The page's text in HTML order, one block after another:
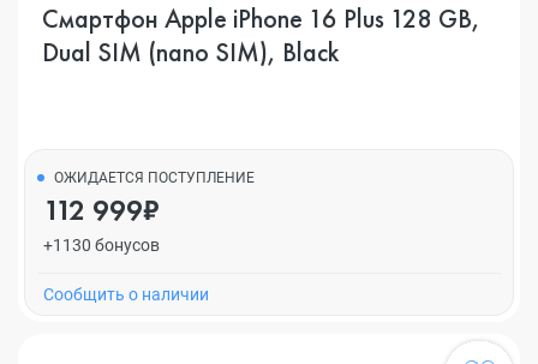
Смартфон Apple iPhone 16 Plus 128 GB,
Dual SIM (nano SIM), Black
ОЖИДАЕТСЯ ПОСТУПЛЕНИЕ
112 999₽
+1130 бонусов
Cообщить о наличии